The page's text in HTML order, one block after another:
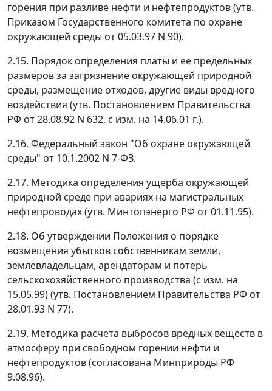
горения при разливе нефти и нефтепродуктов (утв.
Приказом Государственного комитета по охране
окружающей среды от 05.03.97 N 90).
2.15. Порядок определения платы и ее предельных
размеров за загрязнение окружающей природной
среды, размещение отходов, другие виды вредного
воздействия (утв. Постановлением Правительства
РФ от 28.08.92 N 632, с изм. на 14.06.01 г.).
2.16. Федеральный закон "Об охране окружающей
среды" от 10.1.2002 N 7-ФЗ.
2.17. Методика определения ущерба окружающей
природной среде при авариях на магистральных
нефтепроводах (утв. Минтопэнерго РФ от 01.11.95).
2.18. Об утверждении Положения о порядке
возмещения убытков собственникам земли,
землевладельцам, арендаторам и потерь
сельскохозяйственного производства (с изм. на
15.05.99) (утв. Постановлением Правительства РФ от
28.01.93 N 77).
2.19. Методика расчета выбросов вредных веществ в
атмосферу при свободном горении нефти и
нефтепродуктов (согласована Минприроды РФ
9.08.96).